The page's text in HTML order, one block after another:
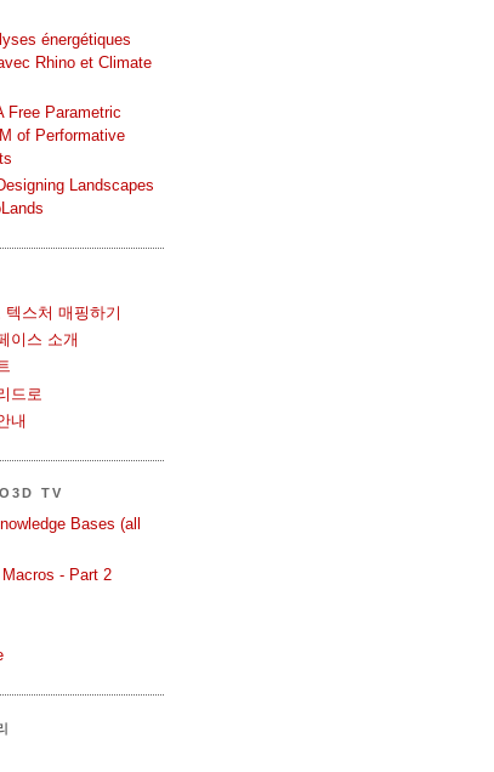
énergétiques
Rhino et Climate
Free Parametric
of Performative
Landscapes
텍스처 매핑하기
이스 소개
드로
내
TV
Bases (all
- Part 2